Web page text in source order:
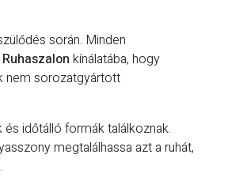
során. Minden
kínálatába, hogy
nem sorozatgyártott
időtálló formák találkoznak.
megtalálhassa azt a ruhát,